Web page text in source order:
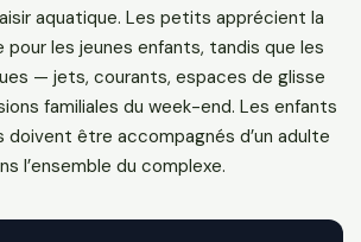
aquatique. Les petits apprécient la
pour les jeunes enfants, tandis que les
— jets, courants, espaces de glisse
familiales du week-end. Les enfants
doivent être accompagnés d’un adulte
l’ensemble du complexe.